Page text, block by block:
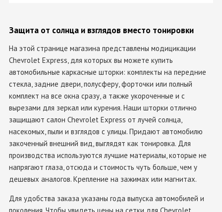
Защита от солнца и взглядов вместо тонировки
На этой странице магазина представлены модицикации
Chevrolet Express, для которых вы можете купить
автомобильные каркасные шторки: комплекты на передние
стекла, задние двери, полусферу, форточки или полный
комплект на все окна сразу, а также укороченные и с
вырезами для зеркал или курения. Наши шторки отлично
защищают салон Chevrolet Express от лучей солнца,
насекомых, пыли и взглядов с улицы. Придают автомобилю
закоченный внешний вид, выглядят как тонировка. Для
производства используются лучшие материалы, которые не
напрягают глаза, отсюда и стоимость чуть больше, чем у
дешевых аналогов. Крепление на зажимах или магнитах.
Для удобства заказа указаны года выпуска автомобилей и